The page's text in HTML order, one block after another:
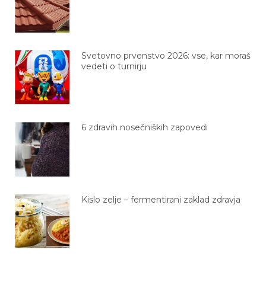
Svetovno prvenstvo 2026: vse, kar moraš
vedeti o turnirju
6 zdravih nosečniških zapovedi
Kislo zelje – fermentirani zaklad zdravja